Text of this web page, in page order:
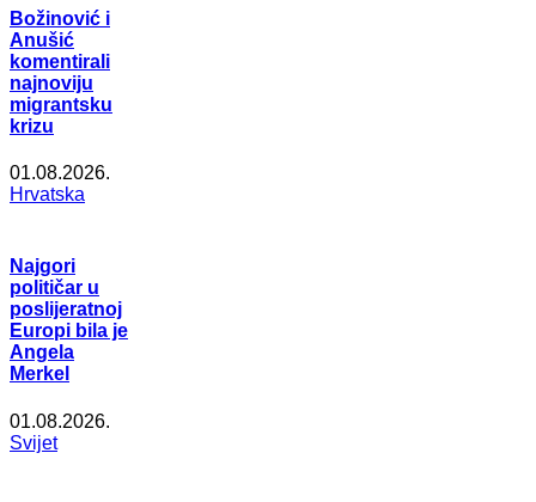
Božinović i
Anušić
komentirali
najnoviju
migrantsku
krizu
01.08.2026.
Hrvatska
Najgori
političar u
poslijeratnoj
Europi bila je
Angela
Merkel
01.08.2026.
Svijet